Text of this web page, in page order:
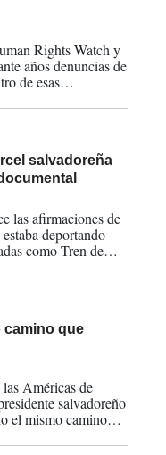
Rights Watch y
años denuncias de
de esas
salvadoreña
las afirmaciones de
deportando
como Tren de
camino que
Américas de
salvadoreño
el mismo camino